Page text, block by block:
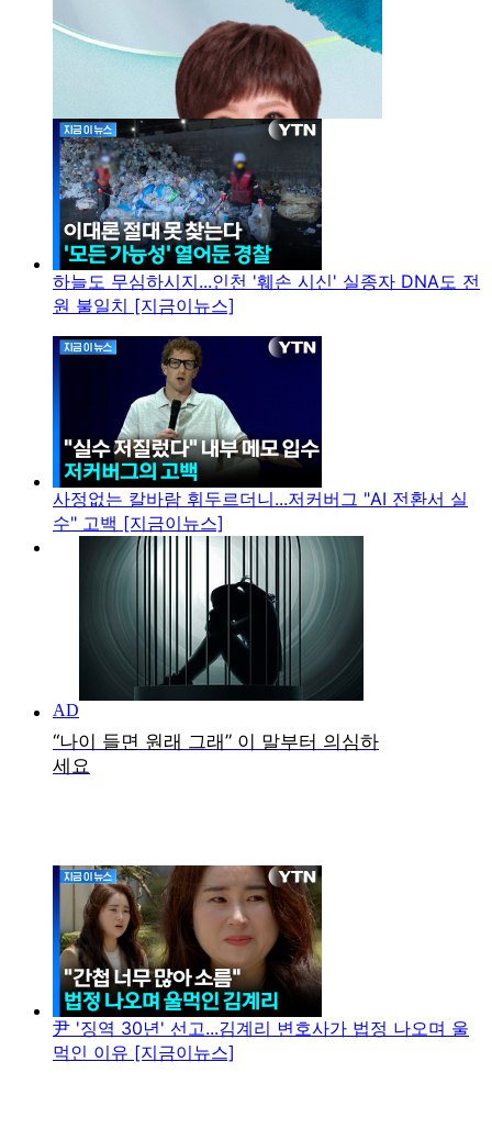
하늘도 무심하시지...인천 '훼손 시신' 실종자 DNA도 전
원 불일치 [지금이뉴스]
사정없는 칼바람 휘두르더니...저커버그 "AI 전환서 실
수" 고백 [지금이뉴스]
尹 '징역 30년' 선고...김계리 변호사가 법정 나오며 울
먹인 이유 [지금이뉴스]